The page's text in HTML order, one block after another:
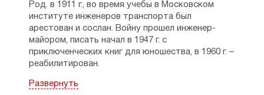
Род. в 1911 г., во время учебы в Московском
институте инженеров транспорта был
арестован и сослан. Войну прошел инженер-
майором, писать начал в 1947 г. с
приключенческих книг для юношества, в 1960 г. –
реабилитирован.
Автор книг «Водители», «Екатерина Воронина»,
«Тяжелый песок», «Дети Арбата», и др. По
Развернуть